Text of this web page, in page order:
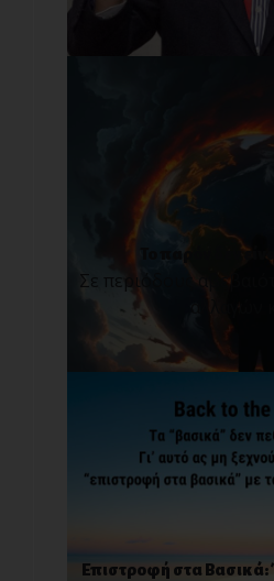
Το παρόν δεν
Σε περιόδους
Επιστροφή στα Βασικά: